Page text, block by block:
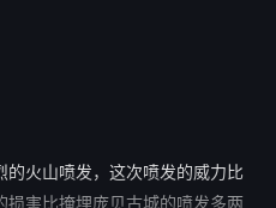
的火山喷发，这次喷发的威力比
害比掩埋庞贝古城的喷发多两